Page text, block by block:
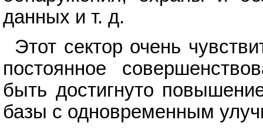
данных и т. д.
Этот сектор очень
постоянное
быть достигнуто
базы с одновременным